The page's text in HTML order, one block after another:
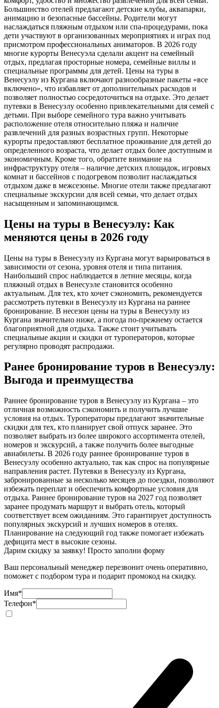
Большинство отелей предлагают детские клубы, аквапарки,
анимацию и безопасные бассейны. Родители могут
наслаждаться пляжным отдыхом или спа-процедурами, пока
дети участвуют в организованных мероприятиях и играх под
присмотром профессиональных аниматоров. В 2026 году
многие курорты Венесуэла сделали акцент на семейный
отдых, предлагая просторные номера, семейные виллы и
специальные программы для детей. Цены на туры в
Венесуэлу из Кургана включают разнообразные пакеты «все
включено», что избавляет от дополнительных расходов и
позволяет полностью сосредоточиться на отдыхе. Это делает
путевки в Венесуэлу особенно привлекательными для семей с
детьми. При выборе семейного тура важно учитывать
расположение отеля относительно пляжа и наличие
развлечений для разных возрастных групп. Некоторые
курорты предоставляют бесплатное проживание для детей до
определенного возраста, что делает отдых более доступным и
экономичным. Кроме того, обратите внимание на
инфраструктуру отеля – наличие детских площадок, игровых
комнат и бассейнов с подогревом позволит наслаждаться
отдыхом даже в межсезонье. Многие отели также предлагают
специальные экскурсии для всей семьи, что делает отдых
насыщенным и запоминающимся.
Цены на туры в Венесуэлу: Как
меняются цены в 2026 году
Цены на туры в Венесуэлу из Кургана могут варьироваться в
зависимости от сезона, уровня отеля и типа питания.
Наибольший спрос наблюдается в летние месяцы, когда
пляжный отдых в Венесуэле становится особенно
актуальным. Для тех, кто хочет сэкономить, рекомендуется
рассмотреть путевки в Венесуэлу из Кургана на раннее
бронирование. В несезон цены на туры в Венесуэлу из
Кургана значительно ниже, а погода по-прежнему остается
благоприятной для отдыха. Также стоит учитывать
специальные акции и скидки от туроператоров, которые
регулярно проводят распродажи.
Ранее бронирование туров в Венесуэлу:
Выгода и преимущества
Раннее бронирование туров в Венесуэлу из Кургана – это
отличная возможность сэкономить и получить лучшие
условия на отдых. Туроператоры предлагают значительные
скидки для тех, кто планирует свой отпуск заранее. Это
позволяет выбрать из более широкого ассортимента отелей,
номеров и экскурсий, а также получить более выгодные
авиабилеты. В 2026 году раннее бронирование туров в
Венесуэлу особенно актуально, так как спрос на популярные
направления растет. Путевки в Венесуэлу из Кургана,
забронированные за несколько месяцев до поездки, позволяют
избежать переплат и обеспечить комфортные условия для
отдыха. Раннее бронирование туров на 2027 год позволяет
заранее продумать маршрут и выбрать отель, который
соответствует всем ожиданиям. Это гарантирует доступность
популярных экскурсий и лучших номеров в отелях.
Планирование на следующий год также помогает избежать
дефицита мест в высокие сезоны.
Дарим скидку за заявку! Просто заполни форму
Ваш персональный менеджер перезвонит очень оперативно,
поможет с подбором тура и подарит промокод на скидку.
Имя*
Телефон*